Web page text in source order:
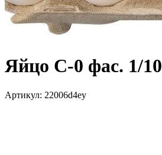
Яйцо С-0 фас. 1/10
Артикул: 22006d4ey